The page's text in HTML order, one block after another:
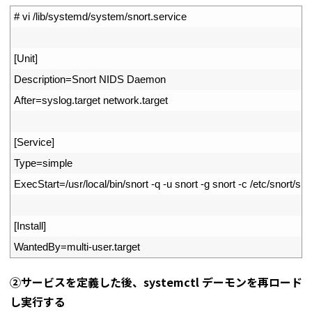
# vi /lib/systemd/system/snort.service
[Unit]
Description=Snort NIDS Daemon
After=syslog.target network.target
[Service]
Type=simple
ExecStart=/usr/local/bin/snort -q -u snort -g snort -c /etc/snort/
[Install]
WantedBy=multi-user.target
②サービスを定義した後、systemctl デーモンを再ロード
し実行する